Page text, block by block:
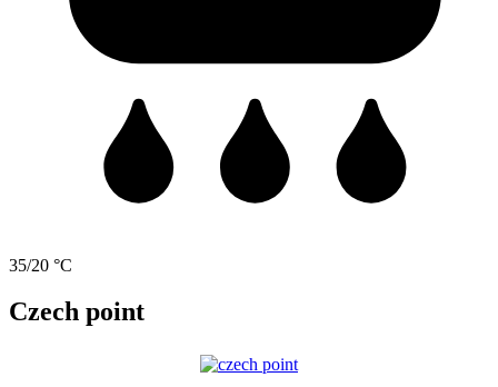
35/20 °C
Czech point